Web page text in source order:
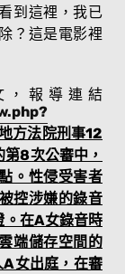
到這裡，我已
？這是電影裡
報導連結
方法院刑事12
8次公審中，
。性侵受害者
控涉嫌的錄音
。在A女錄音時
端儲存空間的
女出庭，在審